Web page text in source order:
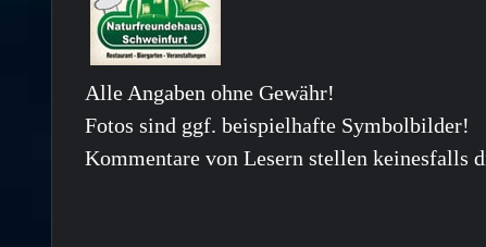
Alle Angaben ohne Gewähr!
Fotos sind ggf. beispielhafte Symbolbilder!
Kommentare von Lesern stellen keinesfalls